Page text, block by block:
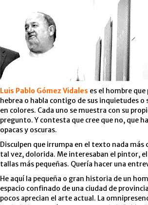
Luis Pablo Gómez Vidales es el hombre
hebrea o habla contigo de sus inquietudes
en colores. Cada uno se muestra con su
pregunto. Y contesta que cree que no, que
opacas y oscuras.
Disculpen que irrumpa en el texto nada más
tal vez, dolorida. Me interesaban el pintor,
tallas más pequeñas. Quería hacer una
He aquí la pequeña o gran historia de un
espacio confinado de una ciudad de
pocos aprecian el arte actual. La